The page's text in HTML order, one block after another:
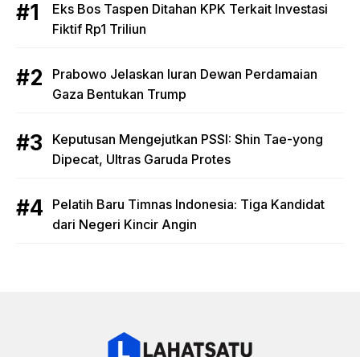
Eks Bos Taspen Ditahan KPK Terkait Investasi
Fiktif Rp1 Triliun
Prabowo Jelaskan Iuran Dewan Perdamaian
Gaza Bentukan Trump
Keputusan Mengejutkan PSSI: Shin Tae-yong
Dipecat, Ultras Garuda Protes
Pelatih Baru Timnas Indonesia: Tiga Kandidat
dari Negeri Kincir Angin